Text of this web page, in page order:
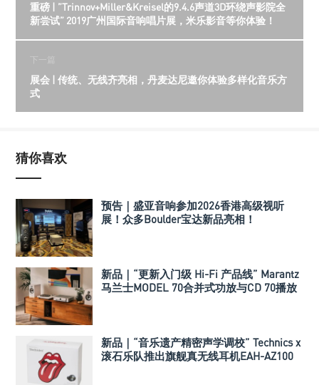
重磅 | ”Trinnov+Miller&Kreisel的9.4.6声道3D环绕声影院全
新尝试” 2019广州国际音响唱片展，米乐影音等你体验！
下一篇
展会 | 传统、无线齐亮相，丹麦达尼邀你体验多样化音乐方
式
猜你喜欢
预告｜盛亚音响参加2026香港高级视听
展！众多Boulder宝达新品亮相！
新品｜“更新入门级 Hi-Fi 产品线” Marantz
马兰士MODEL 70合并式功放与CD 70播放
新品｜“音乐遗产精密声学调校” Technics x
滚石乐队推出旗舰真无线耳机EAH-AZ100